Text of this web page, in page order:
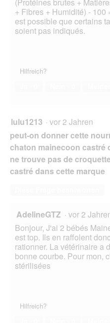
(Protéines brutes +
+ Fibres + Humidité) - 100
est possible que certains
soient pas indiqués.
Hilfreich?
lulu1213 · vor 2 Jahren
peut-on donner cette
chaton mainecoon castré
ne trouve pas de
castré dans cette marque
AdelineGTZ · vor 2
Bonjour, J'ai 2 bébés
est top. Ils en raffolent
rationner. La vétérinaire a
bonne courbe. Pour mon,
stérilisées
Hilfreich?